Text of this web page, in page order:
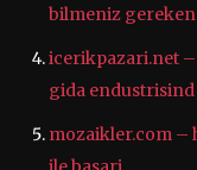
bilmeniz
icerikpazari.net
gida endustrisind
mozaikler.com –